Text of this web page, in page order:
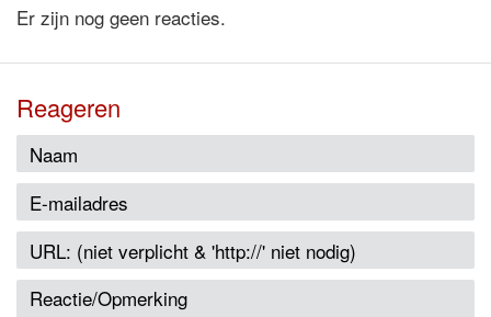
Er zijn nog geen reacties.
Reageren